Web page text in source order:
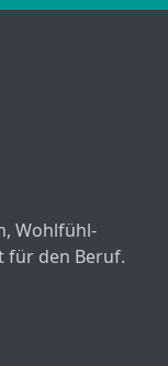
Wohlfühl-
für den Beruf.